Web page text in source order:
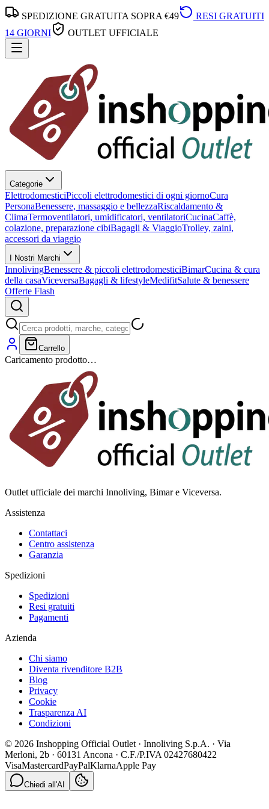
SPEDIZIONE GRATUITA SOPRA €49
RESI GRATUITI
14 GIORNI
OUTLET UFFICIALE
Categorie
ElettrodomesticiPiccoli elettrodomestici di ogni giornoCura
PersonaBenessere, massaggio e bellezzaRiscaldamento &
ClimaTermoventilatori, umidificatori, ventilatoriCucinaCaffè,
colazione, preparazione cibiBagagli & ViaggioTrolley, zaini,
accessori da viaggio
I Nostri Marchi
InnolivingBenessere & piccoli elettrodomesticiBimarCucina & cura
della casaViceversaBagagli & lifestyleMedifitSalute & benessere
Offerte Flash
Carrello
Caricamento prodotto…
Outlet ufficiale dei marchi Innoliving, Bimar e Viceversa.
Assistenza
Contattaci
Centro assistenza
Garanzia
Spedizioni
Spedizioni
Resi gratuiti
Pagamenti
Azienda
Chi siamo
Diventa rivenditore B2B
Blog
Privacy
Cookie
Trasparenza AI
Condizioni
© 2026 Inshopping Official Outlet · Innoliving S.p.A. · Via
Merloni, 2b · 60131 Ancona · C.F./P.IVA 02427680422
VisaMastercardPayPalKlarnaApple Pay
Chiedi all'AI